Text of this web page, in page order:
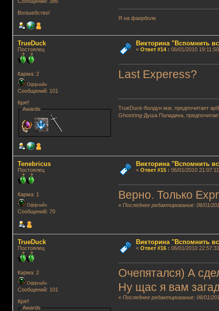
Волшебство!
Я на фаерболе
TrueDuck
Постоялец
Карма: 2
Оффлайн
Сообщений: 101
Кря!!
Awards
Викторина "Вспомнить
« Ответ #14: 06/01/2010
Last Experess?
TrueDuck-Колдун маг, предпочитает
Ghostring-Душа Паладина,
Tenebricus
Постоялец
Карма: 1
Оффлайн
Сообщений: 70
Викторина "Вспомнить
« Ответ #15: 06/01/2010
Верно. Только
«Последнее редактирование: 06/01/
TrueDuck
Постоялец
Карма: 2
Оффлайн
Сообщений: 101
Кря!!
Awards
Викторина "Вспомнить
« Ответ #16: 06/01/2010
Очепятался) А
Ну щас я вам
«Последнее редактирование: 06/01/